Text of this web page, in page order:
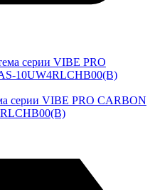
серии VIBE PRO CARBON